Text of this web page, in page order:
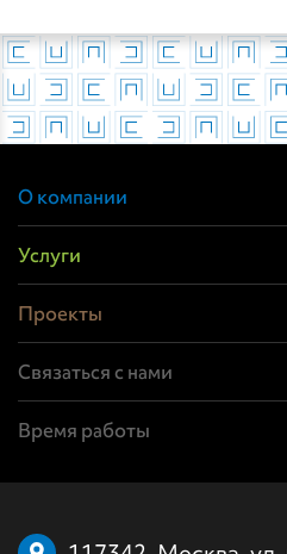
О компании
Услуги
Проекты
Связаться с нами
Время работы